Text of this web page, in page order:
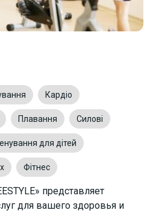
Кардіо
Плавання Силові
для дітей
Фітнес
представляет
для вашего здоровья и